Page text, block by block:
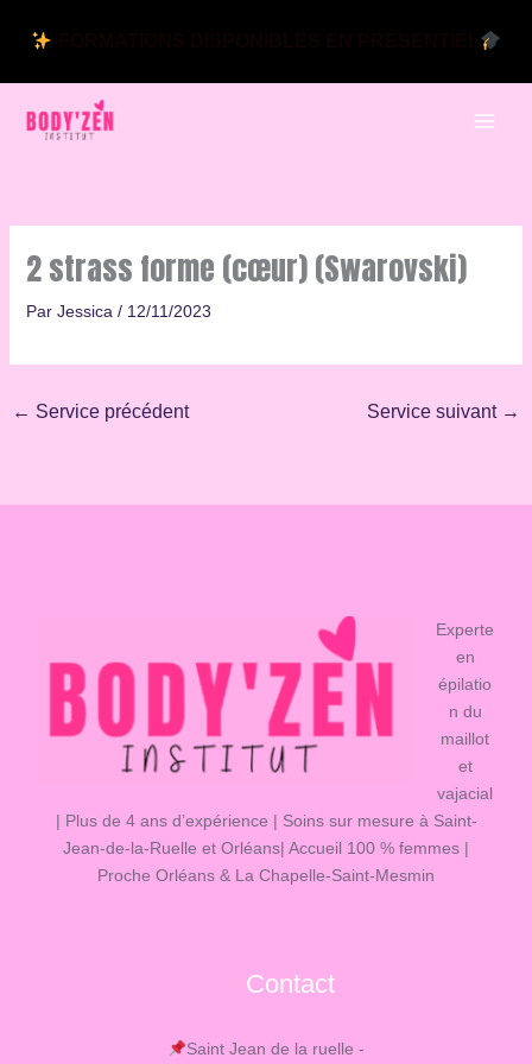
2 strass forme (cœur) (Swarovski)
Par Jessica / 12/11/2023
← Service précédent Service suivant →
Experte
en
épilatio
n du
maillot
et
vajacial
| Plus de 4 ans d’expérience | Soins sur mesure à Saint-
Jean-de-la-Ruelle et Orléans| Accueil 100 % femmes |
Proche Orléans & La Chapelle-Saint-Mesmin
Contact
Saint Jean de la ruelle -